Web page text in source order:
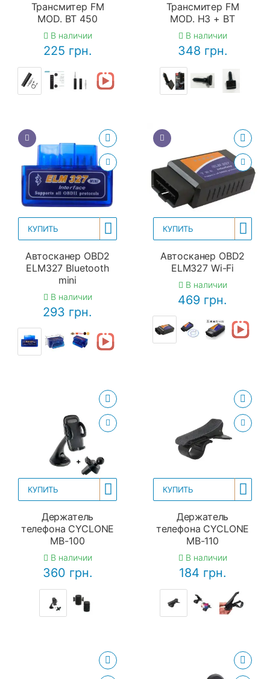
Трансмитер FM
MOD. BT 450
В наличии
225 грн.
Трансмитер FM
MOD. H3 + BT
В наличии
348 грн.
КУПИТЬ
Автосканер OBD2
ELM327 Bluetooth
mini
В наличии
293 грн.
КУПИТЬ
Автосканер OBD2
ELM327 Wi-Fi
В наличии
469 грн.
КУПИТЬ
Держатель
телефона CYCLONE
MB-100
В наличии
360 грн.
КУПИТЬ
Держатель
телефона CYCLONE
MB-110
В наличии
184 грн.